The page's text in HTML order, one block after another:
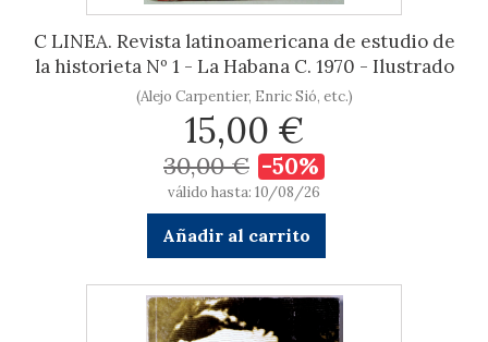
C LINEA. Revista latinoamericana de estudio de
la historieta Nº 1 - La Habana C. 1970 - Ilustrado
(Alejo Carpentier, Enric Sió, etc.)
15,00 €
30,00 € -50%
válido hasta: 10/08/26
Añadir al carrito